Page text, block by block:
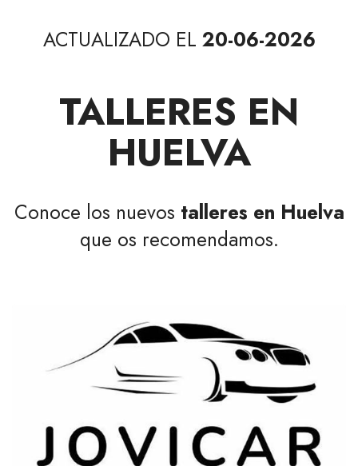
ACTUALIZADO EL 20-06-2026
TALLERES EN
HUELVA
Conoce los nuevos talleres en Huelva
que os recomendamos.